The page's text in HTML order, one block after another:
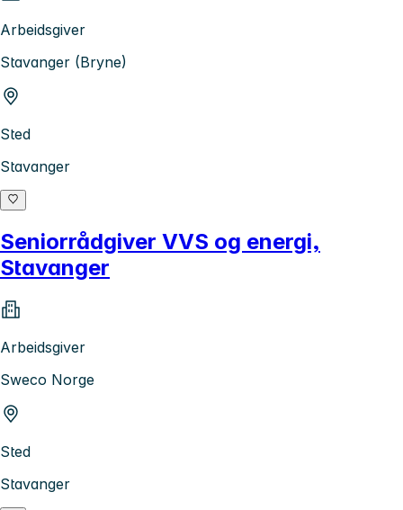
Arbeidsgiver
Stavanger (Bryne)
Sted
Stavanger
Seniorrådgiver VVS og energi,
Stavanger
Arbeidsgiver
Sweco Norge
Sted
Stavanger